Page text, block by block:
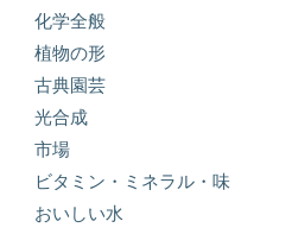
化学全般
植物の形
古典園芸
光合成
市場
ビタミン・ミネラル・味
おいしい水